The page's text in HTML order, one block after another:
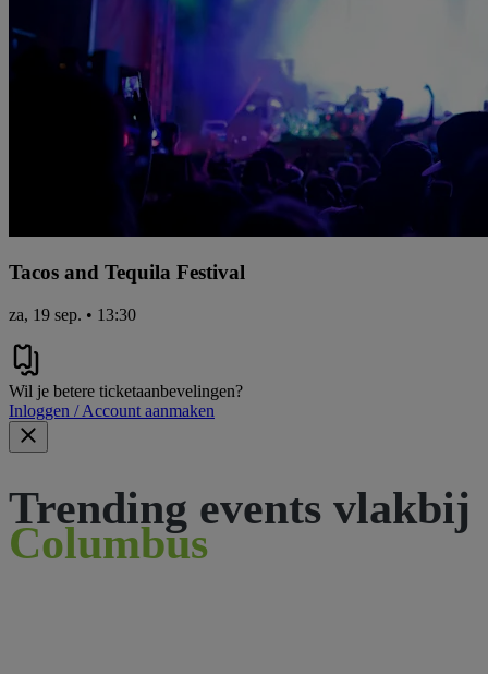
Tacos and Tequila Festival
za, 19 sep. • 13:30
Wil je betere ticketaanbevelingen?
Inloggen / Account aanmaken
Trending events vlakbij
Columbus